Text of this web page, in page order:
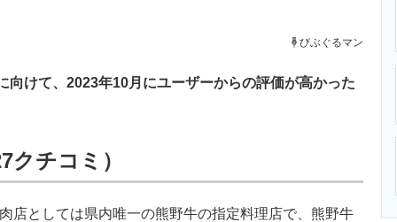
エネルギーの
びぶぐるマン
けて、2023年10月にユーザーからの評価が高かった
チコミ）
としては県内唯一の熊野牛の指定料理店で、熊野牛